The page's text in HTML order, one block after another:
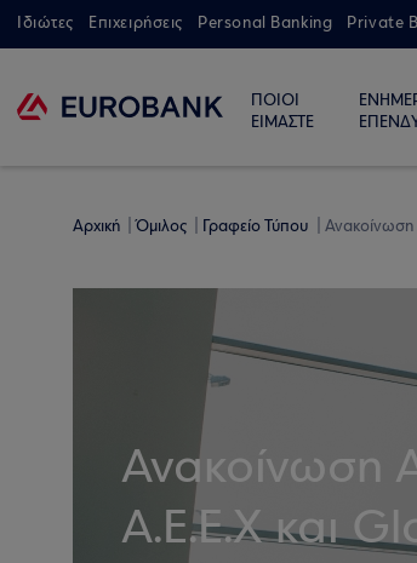
Ιδιώτες Επιχειρήσεις Personal Banking Private
ΠΟΙΟΙ
ΕΙΜΑΣΤΕ
Αρχική Όμιλος Γραφείο Τύπου Ανακοίνωση
Ανακοίνωση
Α.Ε.Ε.Χ και